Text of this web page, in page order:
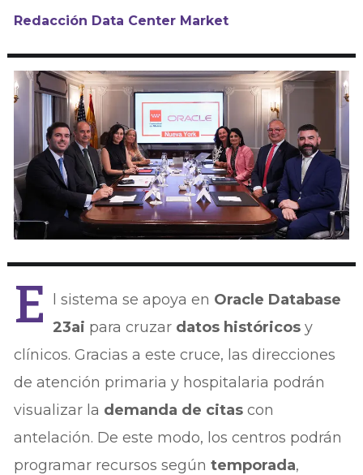
Redacción Data Center Market
E l sistema se apoya en Oracle Database
23ai para cruzar datos históricos y
clínicos. Gracias a este cruce, las direcciones
de atención primaria y hospitalaria podrán
visualizar la demanda de citas con
antelación. De este modo, los centros podrán
programar recursos segúntemporada,